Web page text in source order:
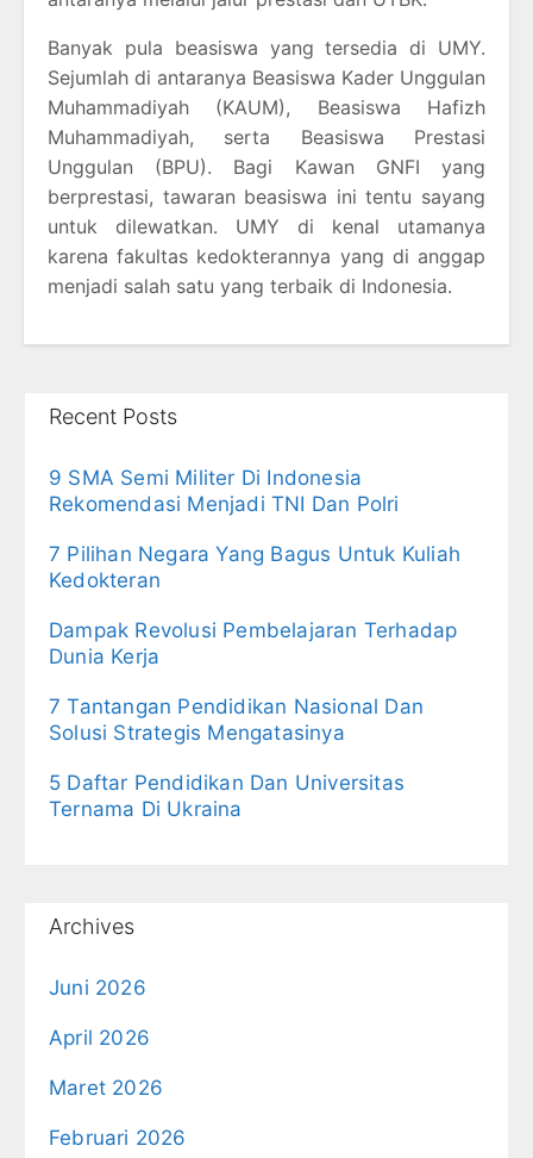
Banyak pula beasiswa yang tersedia di UMY.
Sejumlah di antaranya Beasiswa Kader Unggulan
Muhammadiyah (KAUM), Beasiswa Hafizh
Muhammadiyah, serta Beasiswa Prestasi
Unggulan (BPU). Bagi Kawan GNFI yang
berprestasi, tawaran beasiswa ini tentu sayang
untuk dilewatkan. UMY di kenal utamanya
karena fakultas kedokterannya yang di anggap
menjadi salah satu yang terbaik di Indonesia.
Recent Posts
9 SMA Semi Militer Di Indonesia
Rekomendasi Menjadi TNI Dan Polri
7 Pilihan Negara Yang Bagus Untuk Kuliah
Kedokteran
Dampak Revolusi Pembelajaran Terhadap
Dunia Kerja
7 Tantangan Pendidikan Nasional Dan
Solusi Strategis Mengatasinya
5 Daftar Pendidikan Dan Universitas
Ternama Di Ukraina
Archives
Juni 2026
April 2026
Maret 2026
Februari 2026